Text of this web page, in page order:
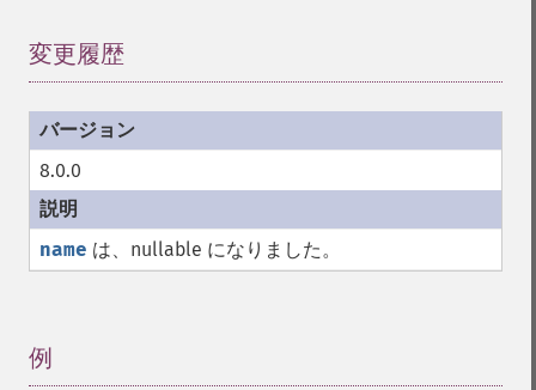
変更履歴
8.0.0
name は、nullable になりました。
例